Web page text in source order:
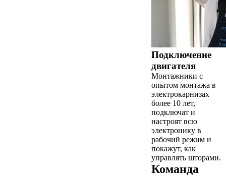
Подключение
двигателя
Монтажники с
опытом монтажа в
электрокарнизах
более 10 лет,
подключат и
настроят всю
электронику в
рабочий режим и
покажут, как
управлять шторами.
Команда